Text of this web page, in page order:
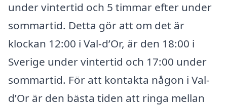
under vintertid och 5 timmar efter under
sommartid. Detta gör att om det är
klockan 12:00 i Val-d’Or, är den 18:00 i
Sverige under vintertid och 17:00 under
sommartid. För att kontakta någon i Val-
d’Or är den bästa tiden att ringa mellan